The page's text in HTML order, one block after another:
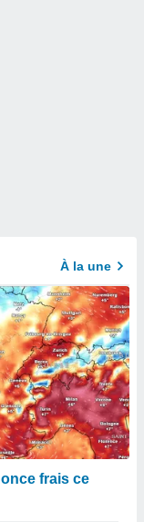
À la une
frais ce